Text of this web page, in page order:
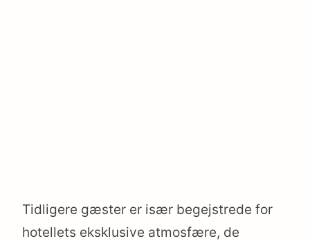
Tidligere gæster er især begejstrede for
hotellets eksklusive atmosfære, de